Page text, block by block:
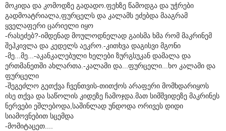
მოკიდა და კომოდზე გადადო.ფეხზე წამოდგა და უჭრები
გადმოატრიალა,ფურცელს და კალამს ეძებდა მააგრამ
ყველაფერი ცარიელი იყო
-რასეძებ?-იმდენად მოულოდნელად გაისმა ხმა რომ მაკრინემ
შეჰკივლა და კედელს აეკრო.-კითხვა დაგისვი მგონი
-მე...მე...-აკანკალებული ხელები ზურგსუკან დამალა და
ერთმანეთში ახლართა.-კალამი და...ფურცელი...ხო კალამი და
ფურცელი
-შეგეძლო გეთქვა ჩვენთვის-თითქოს არაფერი მომხდარიყოს
ისე თქვა და საწოლის კიდეზე ჩამოჯდა.მათ სიმშვიდეზე მაკრინეს
ნერვები ეშლებოდა,საშინლად უნდოდა ორივეს დიდი
სიამოვნებით სცემდა
-მომიტაცეთ....